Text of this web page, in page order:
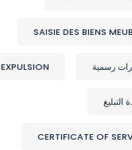
SAISIE DES BIENS
رسمية EXPULSION
التبليغ
CERTIFICATE OF